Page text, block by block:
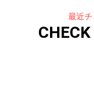
最近